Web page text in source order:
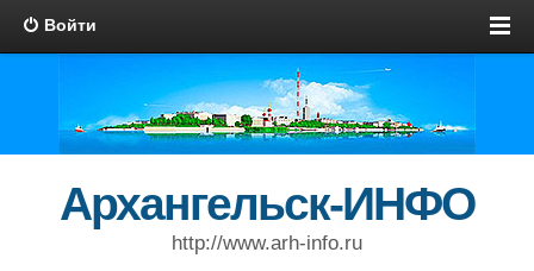
Войти
Архангельск-ИНФО
http://www.arh-info.ru